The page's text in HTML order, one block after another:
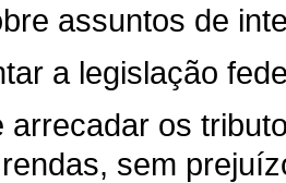
assuntos de
a legislação
arrecadar os
sem